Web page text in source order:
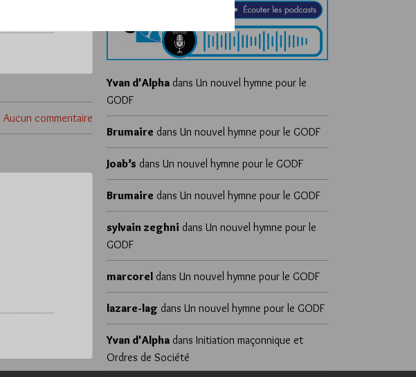
Aucun commentaire
Yvan d'Alpha dans Un nouvel hymne pour le
GODF
Brumaire dans Un nouvel hymne pour le GODF
Joab’s dans Un nouvel hymne pour le GODF
Brumaire dans Un nouvel hymne pour le GODF
sylvain zeghni dans Un nouvel hymne pour le
GODF
marcorel dans Un nouvel hymne pour le GODF
lazare-lag dans Un nouvel hymne pour le GODF
Yvan d'Alpha dans Initiation maçonnique et
Ordres de Société